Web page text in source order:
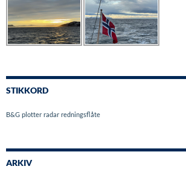
STIKKORD
B&G plotter radar redningsflåte
ARKIV